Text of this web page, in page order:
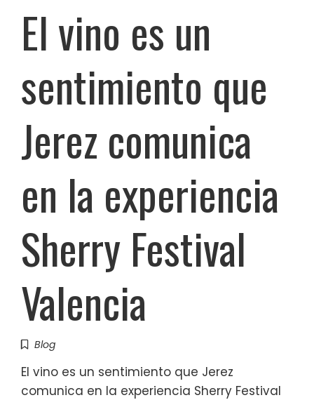
El vino es un
sentimiento que
Jerez comunica
en la experiencia
Sherry Festival
Valencia
Blog
El vino es un sentimiento que Jerez
comunica en la experiencia Sherry Festival